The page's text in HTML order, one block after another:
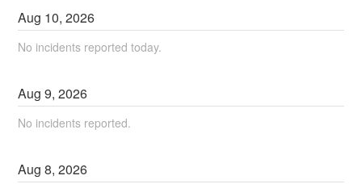
Aug 10,2026
No incidents reported today.
Aug9,2026
No incidents reported.
Aug8,2026